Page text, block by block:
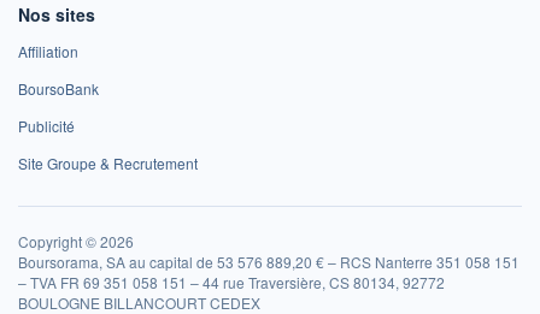
Nos sites
Affiliation
BoursoBank
Publicité
Site Groupe & Recrutement
Copyright © 2026
Boursorama, SA au capital de 53 576 889,20 € – RCS Nanterre 351 058 151
– TVA FR 69 351 058 151 – 44 rue Traversière, CS 80134, 92772
BOULOGNE BILLANCOURT CEDEX